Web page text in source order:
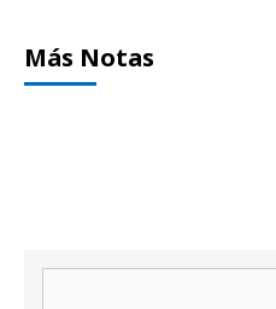
Más Notas